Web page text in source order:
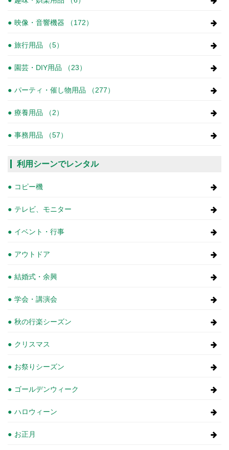
映像・音響機器 （172）
旅行用品 （5）
園芸・DIY用品 （23）
パーティ・催し物用品 （277）
療養用品 （2）
事務用品 （57）
利用シーンでレンタル
コピー機
テレビ、モニター
イベント・行事
アウトドア
結婚式・余興
学会・講演会
秋の行楽シーズン
クリスマス
お祭りシーズン
ゴールデンウィーク
ハロウィーン
お正月